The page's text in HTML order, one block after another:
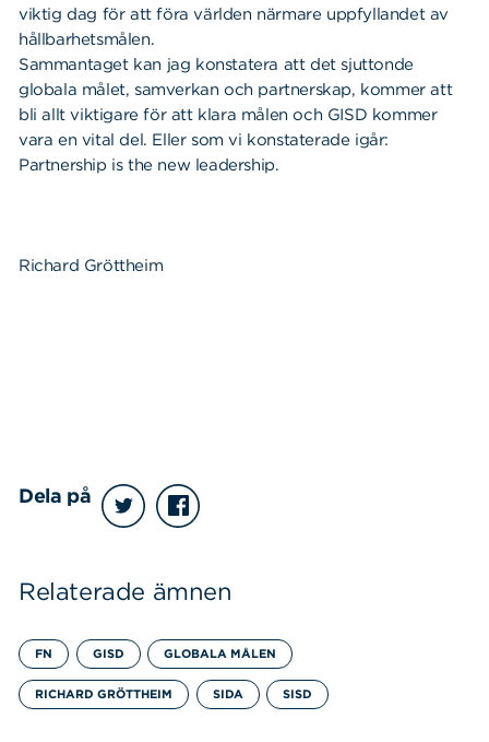
viktig dag för att föra världen närmare uppfyllandet av
hållbarhetsmålen.
Sammantaget kan jag konstatera att det sjuttonde
globala målet, samverkan och partnerskap, kommer att
bli allt viktigare för att klara målen och GISD kommer
vara en vital del. Eller som vi konstaterade igår:
Partnership is the new leadership.
Richard Gröttheim
Dela på
Relaterade ämnen
FN GISD GLOBALA MÅLEN
RICHARD GRÖTTHEIM SIDA SISD